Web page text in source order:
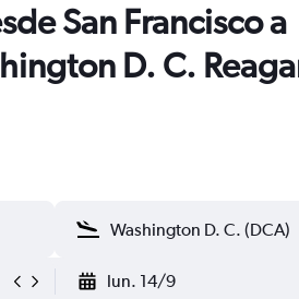
San Francisco a
D. C.
lun. 14/9